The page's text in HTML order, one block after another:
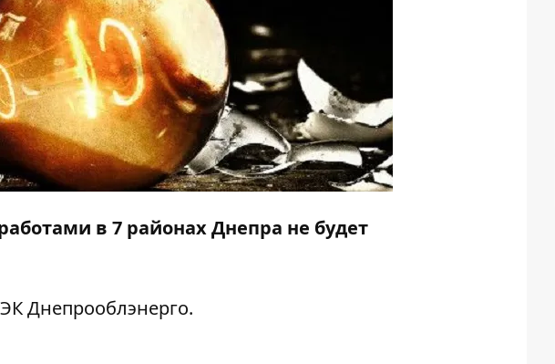
в 7 районах Днепра не будет
Днепрооблэнерго.